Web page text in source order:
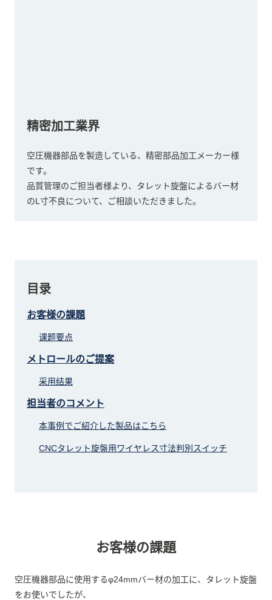
精密加工業界
空圧機器部品を製造している、精密部品加工メーカー様
です。
品質管理のご担当者様より、タレット旋盤によるバー材
のL寸不良について、ご相談いただきました。
目录
お客様の課題
课题要点
メトロールのご提案
采用结果
担当者のコメント
本事例でご紹介した製品はこちら
CNCタレット旋盤用ワイヤレス寸法判別スイッチ
お客様の課題
空圧機器部品に使用するφ24mmバー材の加工に、タレット旋盤
をお使いでしたが、